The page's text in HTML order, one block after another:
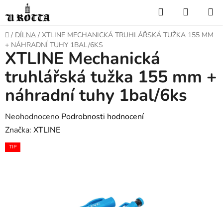
na
obsah
Hledat
KOŠÍK
DOMŮ
/ DÍLNA / XTLINE MECHANICKÁ TRUHLÁŘSKÁ TUŽKA 155 MM
+ NÁHRADNÍ TUHY 1BAL/6KS
XTLINE Mechanická
truhlářská tužka 155 mm +
náhradní tuhy 1bal/6ks
Průměrné
hodnocení
produktu
Neohodnoceno Podrobnosti hodnocení
Značka: XTLINE
TIP